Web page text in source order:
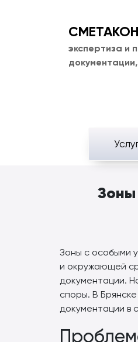
экспертиза и
Зоны
Зоны с особыми
и окружающей
документации.
споры. В
документации в